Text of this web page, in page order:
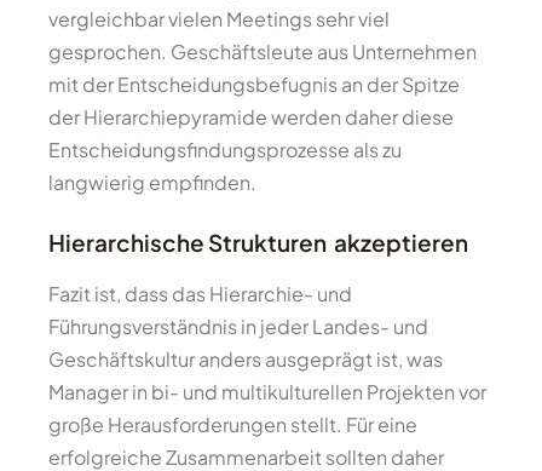
vergleichbar vielen Meetings sehr viel
gesprochen. Geschäftsleute aus Unternehmen
mit der Entscheidungsbefugnis an der Spitze
der Hierarchiepyramide werden daher diese
Entscheidungsfindungsprozesse als zu
langwierig empfinden.
Hierarchische Strukturen akzeptieren
Fazit ist, dass das Hierarchie- und
Führungsverständnis in jeder Landes- und
Geschäftskultur anders ausgeprägt ist, was
Manager in bi- und multikulturellen Projekten vor
große Herausforderungen stellt. Für eine
erfolgreiche Zusammenarbeit sollten daher